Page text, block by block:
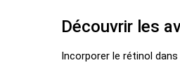
Découvrir les
Incorporer le rétinol